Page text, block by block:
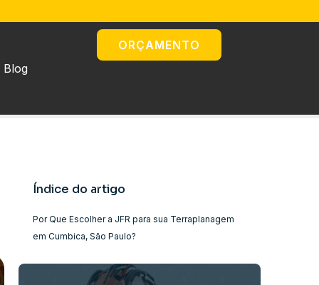
Blog
ORÇAMENTO
Índice do artigo
Por Que Escolher a JFR para sua Terraplanagem
em Cumbica, São Paulo?